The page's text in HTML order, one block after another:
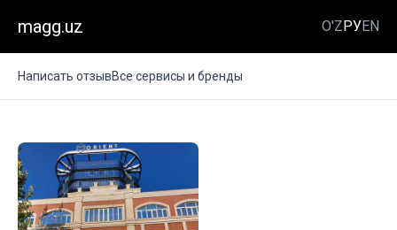
magg.uz O'ZРУEN
Написать отзывВсе сервисы и бренды